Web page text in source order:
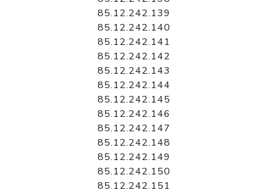
85.12.242.139
85.12.242.140
85.12.242.141
85.12.242.142
85.12.242.143
85.12.242.144
85.12.242.145
85.12.242.146
85.12.242.147
85.12.242.148
85.12.242.149
85.12.242.150
85.12.242.151